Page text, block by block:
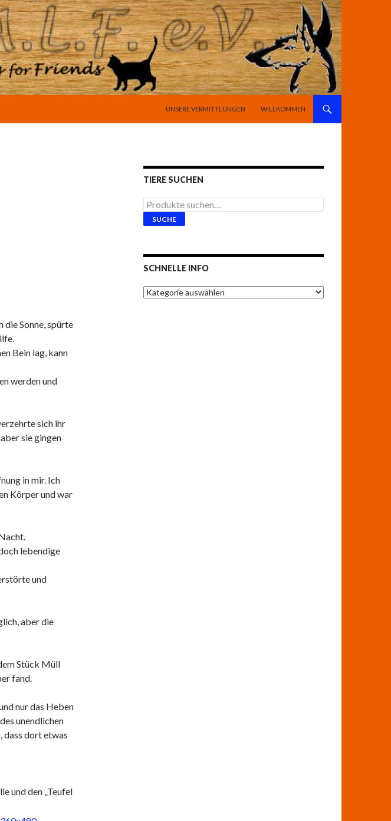
UNSERE VERMITTLUNGEN
WILLKOMMEN
die Sonne, spürte
Bein lag, kann
werden und
sich ihr
sie gingen
in mir. Ich
Körper und war
lebendige
und
aber die
Stück Müll
fand.
nur das Heben
unendlichen
dass dort etwas
und den „Teufel
TIERE SUCHEN
Suche
nach:
SUCHE
SCHNELLE INFO
Schnelle
Info